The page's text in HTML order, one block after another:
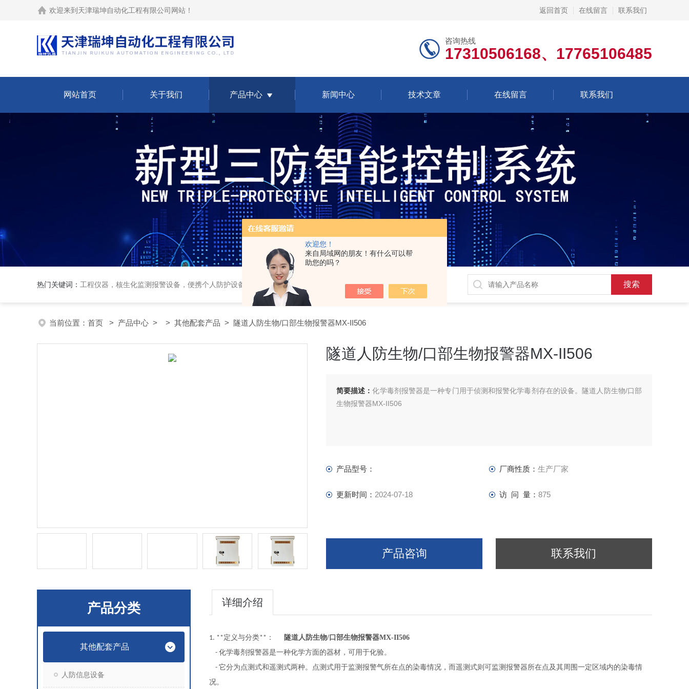
欢迎您！
来自局域网的朋友！有什么可以帮
助您的吗？
欢迎来到 天津瑞坤自动化工程有限公司网站 ！ 返回首页 在线留言 联系我们
咨询热线
17310506168、17765106485
网站首页 关于我们 产品中心 新闻中心 技术文章 在线留言 联系我们
热门关键词： 工程仪器，核生化监测报警设备，便携个人防护设备，车载三防系统，
当前位置： 首页 > 产品中心 > > 其他配套产品 > 隧道人防生物/口部生物报警器MX-II506
隧道人防生物/口部生物报警器MX-II506
简要描述：化学毒剂报警器是一种专门用于侦测和报警化学毒剂存在的设备。隧道人防生物/口部
生物报警器MX-II506
产品型号： 厂商性质： 生产厂家
更新时间： 2024-07-18 访 问 量： 875
产品咨询 联系我们
产品分类
其他配套产品
人防信息设备
详细介绍
1. **定义与分类** ：
隧道人防生物/口部生物报警器MX-II506
- 化学毒剂报警器是一种化学方面的器材，可用于化验。
- 它分为点测式和遥测式两种。点测式用于监测报警气所在点的染毒情况，而遥测式则可监测报警器所在点及其周围一定区域内的染毒情
况。